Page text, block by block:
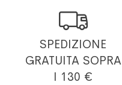

SPEDIZIONE
GRATUITA SOPRA
I 130 €